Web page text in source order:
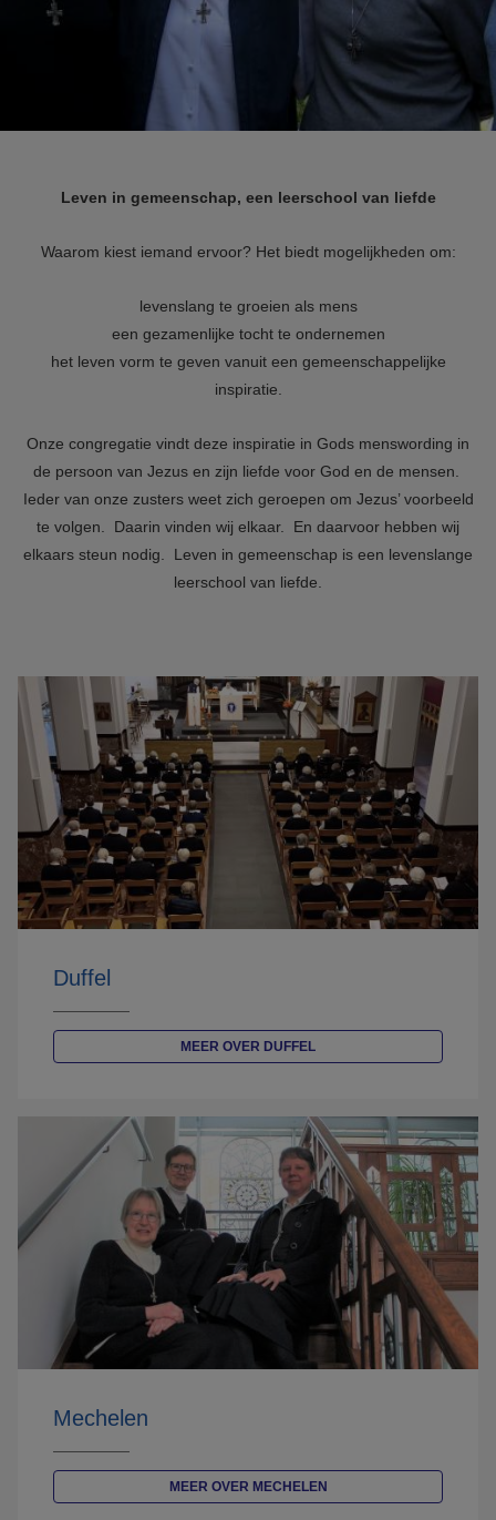
Leven in gemeenschap, een leerschool van liefde
Waarom kiest iemand ervoor? Het biedt mogelijkheden om:
levenslang te groeien als mens
een gezamenlijke tocht te ondernemen
het leven vorm te geven vanuit een gemeenschappelijke
inspiratie.
Onze congregatie vindt deze inspiratie in Gods menswording in
de persoon van Jezus en zijn liefde voor God en de mensen.
Ieder van onze zusters weet zich geroepen om Jezus’ voorbeeld
te volgen. Daarin vinden wij elkaar. En daarvoor hebben wij
elkaars steun nodig. Leven in gemeenschap is een levenslange
leerschool van liefde.
Duffel
MEER OVER DUFFEL
Mechelen
MEER OVER MECHELEN